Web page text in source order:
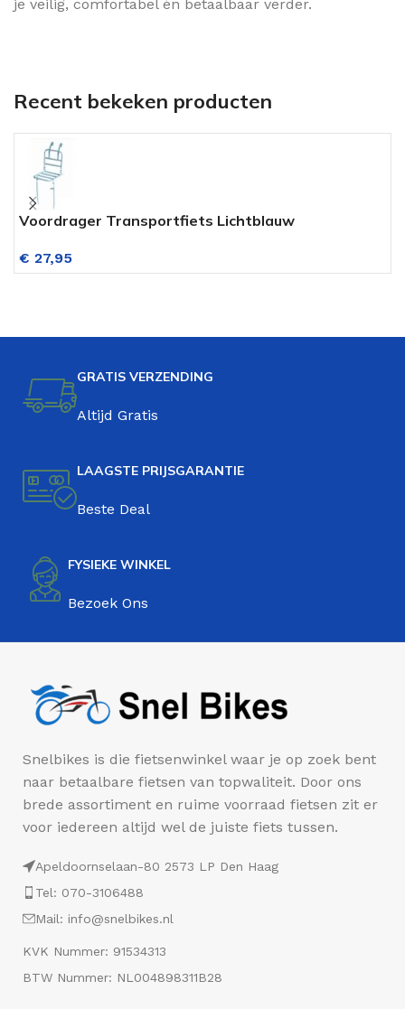
je veilig, comfortabel én betaalbaar verder.
Recent bekeken producten
Voordrager Transportfiets Lichtblauw
€ 27,95
GRATIS VERZENDING
Altijd Gratis
LAAGSTE PRIJSGARANTIE
Beste Deal
FYSIEKE WINKEL
Bezoek Ons
Snelbikes is die fietsenwinkel waar je op zoek bent
naar betaalbare fietsen van topwaliteit. Door ons
brede assortiment en ruime voorraad fietsen zit er
voor iedereen altijd wel de juiste fiets tussen.
Apeldoornselaan-80 2573 LP Den Haag
Tel: 070-3106488
Mail: info@snelbikes.nl
KVK Nummer: 91534313
BTW Nummer: NL004898311B28